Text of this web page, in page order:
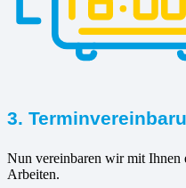
3.
Nun vereinbaren wir mit Ihnen
Arbeiten.